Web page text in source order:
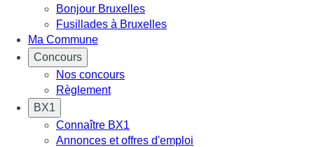
Bonjour Bruxelles
Fusillades à Bruxelles
Ma Commune
Concours
Nos concours
Règlement
BX1
Connaître BX1
Annonces et offres d'emploi